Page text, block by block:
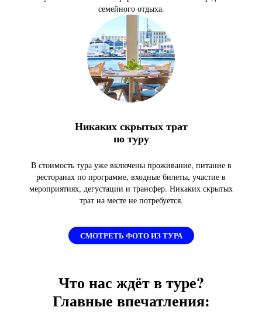
семейного отдыха.
Никаких скрытых трат
по туру
В стоимость тура уже включены проживание, питание в
ресторанах по программе, входные билеты, участие в
мероприятиях, дегустации и трансфер. Никаких скрытых
трат на месте не потребуется.
СМОТРЕТЬ ФОТО ИЗ ТУРА
Что нас ждёт в туре?
Главные впечатления: